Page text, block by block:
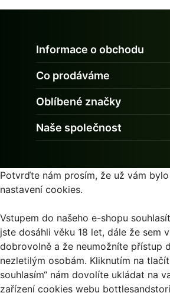
Informace o obchodu
Co prodáváme
Oblíbené značky
Naše společnost
Potvrďte nám prosím, že už vám
nastavení cookies.
Vstupem do našeho e-shopu
jste dosáhli věku 18 let, dále že sem
dobrovolně a že neumožníte přístup
nezletilým osobám. Kliknutím na
souhlasím“ nám dovolíte ukládat na
zařízení cookies webu